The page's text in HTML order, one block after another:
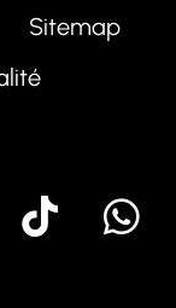
Sitemap
Youtube
Tik